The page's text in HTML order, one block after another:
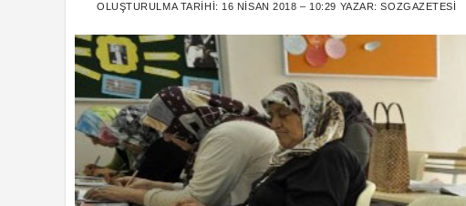
OLUŞTURULMA TARIHI: 16 NISAN 2018 – 10:29 YAZAR:SOZGAZETESI